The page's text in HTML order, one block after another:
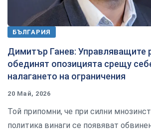
БЪЛГАРИЯ
Димитър Ганев: Управляващите
обединят опозицията срещу
налагането на ограничения
20 Май, 2026
Той припомни, че при силни
политика винаги се появяват